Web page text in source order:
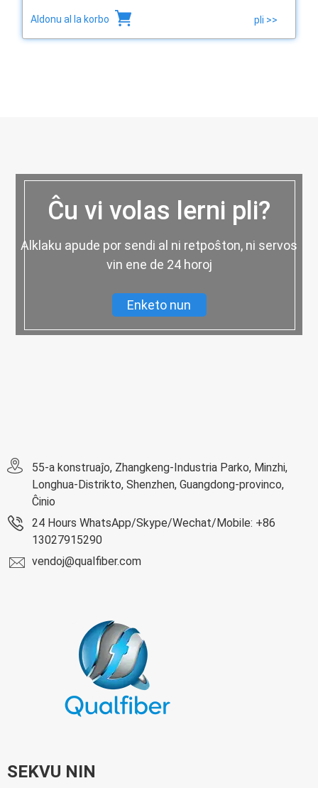
Aldonu al la korbo pli >>
Ĉu vi volas lerni pli?
Alklaku apude por sendi al ni retpoŝton, ni servos
vin ene de 24 horoj
Enketo nun
55-a konstruaĵo, Zhangkeng-Industria Parko, Minzhi,
Longhua-Distrikto, Shenzhen, Guangdong-provinco,
Ĉinio
24 Hours WhatsApp/Skype/Wechat/Mobile: +86
13027915290
vendoj@qualfiber.com
SEKVU NIN